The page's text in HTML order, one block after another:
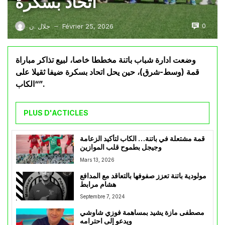
جلال .ن — Février 25, 2026 0
وضعت ادارة شباب باتنة مخططا خاصا، لبيع تذاكر مباراة
قمة (وسط-شرق)، حين يحل اتحاد بسكرة ضيفا ثقيلا على
“الكاب”.
PLUS D'ACTICLES
قمة مشتعلة في باتنة… الكاب لتأكيد الزعامة
وجيجل بطموح قلب الموازين
Mars 13, 2026
مولودية باتنة تعزز صفوفها بالتعاقد مع المدافع
هشام مرابط
Septembre 7, 2024
مصطفى مازة يشيد بمساهمة فوزي شاوشي
ويدعو إلى احترامه